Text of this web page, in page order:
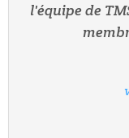
l'équipe de
toujours de
nous
l'excellent et
s'il y a peu